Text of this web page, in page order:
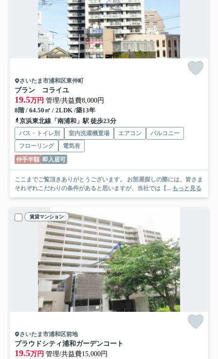
さいたま市浦和区東仲町
ブラン コライユ
19.5万円 管理/共益費8,000円
8階 / 64.50㎡ / 2LDK /築13年
京浜東北線「南浦和」駅 徒歩23分
バス・トイレ別 室内洗濯機置場 エアコン
バルコニー
フローリング
電気有
仲手半額 即入居可
ここまでご覧頂きありがとうございます。 お部屋探しの際には、皆さま
それぞれこだわりの条件があると思いますが、当社では【... もっと見る
賃貸マンション
さいたま市浦和区前地
プラウドシティ浦和ガーデンコート
19.5万円 管理/共益費15,000円